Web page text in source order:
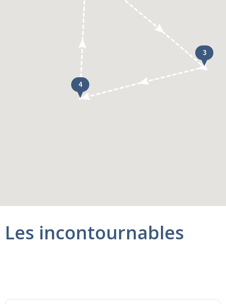
Les incontournables